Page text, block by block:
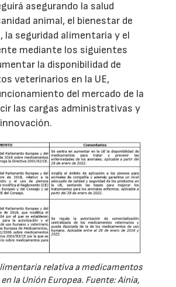
asegurando la salud
animal, el bienestar de
la seguridad alimentaria y el
mediante los siguientes
la disponibilidad de
veterinarios en la UE,
del mercado de la
las cargas administrativas y
relativa a medicamentos
la Unión Europea. Fuente: Ainia,